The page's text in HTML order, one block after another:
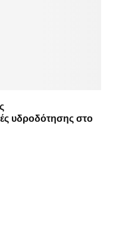
υδροδότησης στο